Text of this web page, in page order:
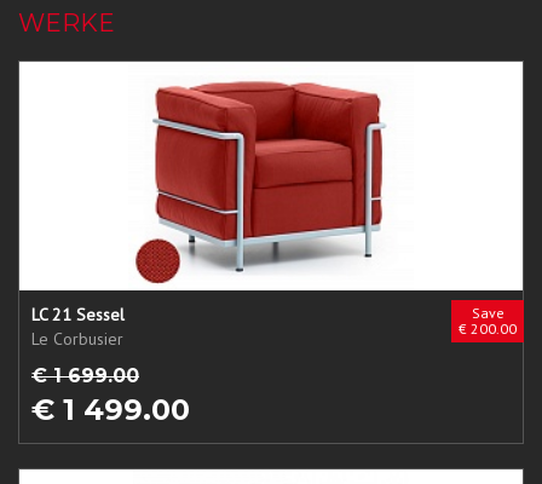
WERKE
Save
€ 200.00
LC 21 Sessel
Le Corbusier
€ 1 699.00
€ 1 499.00